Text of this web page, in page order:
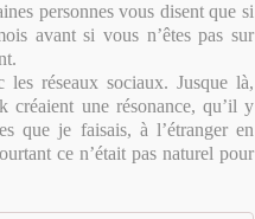
personnes vous disent que si
avant si vous n’êtes pas sur
les réseaux sociaux. Jusque là,
créaient une résonance, qu’il y
que je faisais, à l’étranger en
ce n’était pas naturel pour